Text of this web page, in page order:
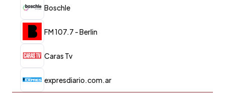
Boschle
FM 107.7 - Berlin
Caras Tv
expresdiario.com.ar